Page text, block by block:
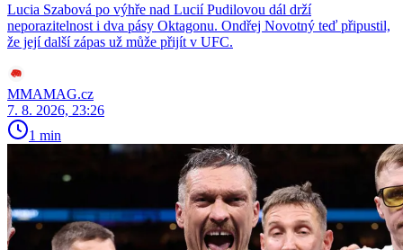
Lucia Szabová po výhře nad Lucií Pudilovou dál drží
neporazitelnost i dva pásy Oktagonu. Ondřej Novotný teď připustil,
že její další zápas už může přijít v UFC.
MMAMAG.cz
7. 8. 2026, 23:26
1 min